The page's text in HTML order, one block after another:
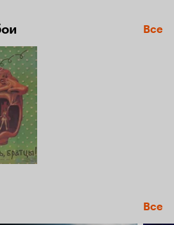
Все
Все